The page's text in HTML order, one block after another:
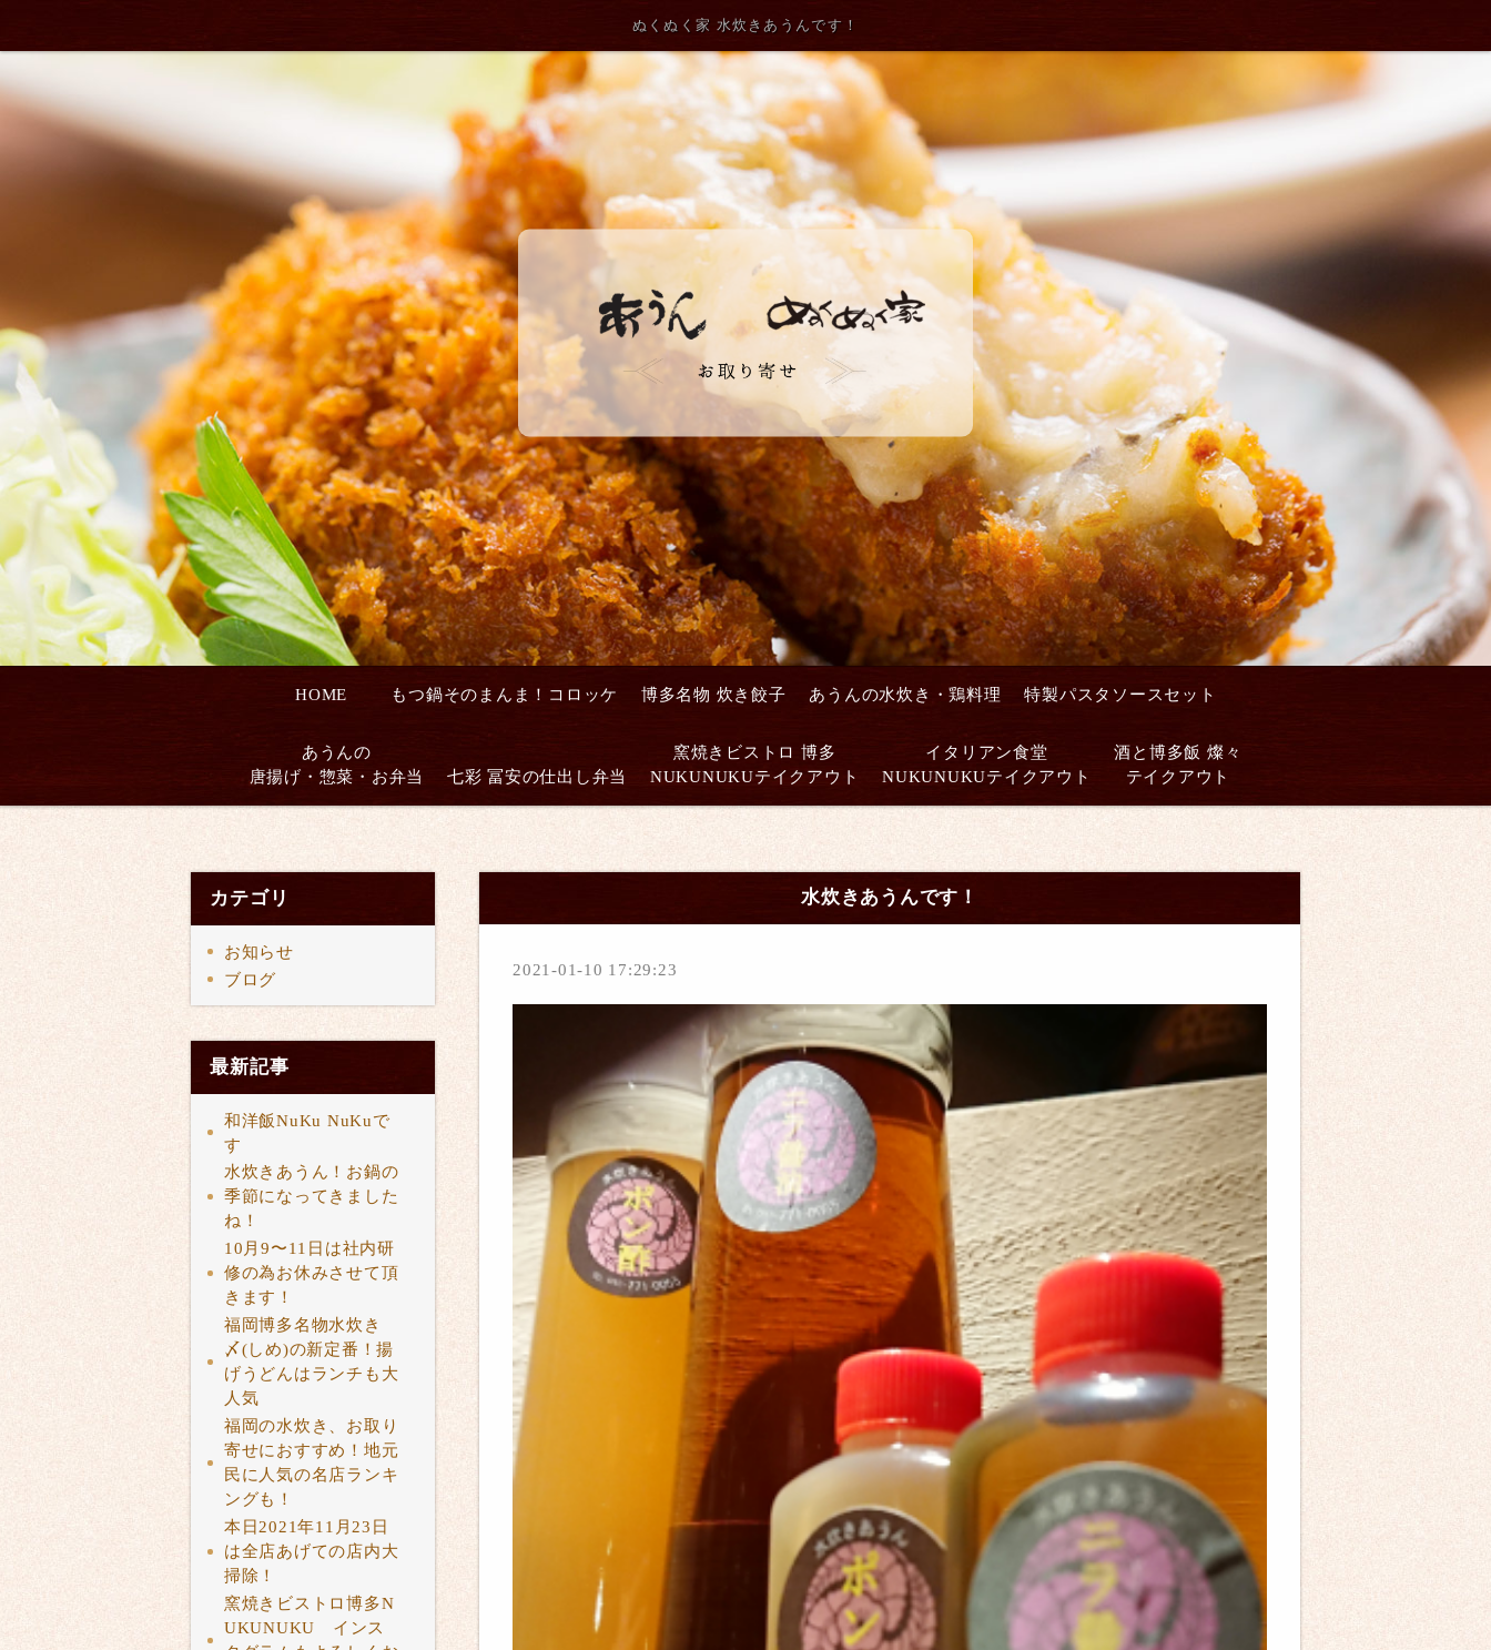
ぬくぬく家 水炊きあうんです！
HOME もつ鍋そのまんま！コロッケ 博多名物 炊き餃子 あうんの水炊き・鶏料理 特製パスタソースセット
あうんの
唐揚げ・惣菜・お弁当
七彩 冨安の仕出し弁当
窯焼きビストロ 博多
NUKUNUKUテイクアウト
イタリアン食堂
NUKUNUKUテイクアウト
酒と博多飯 燦々
テイクアウト
カテゴリ
お知らせ
ブログ
最新記事
和洋飯NuKu NuKuで
す
水炊きあうん！お鍋の
季節になってきました
ね！
10月9〜11日は社内研
修の為お休みさせて頂
きます！
福岡博多名物水炊き
〆(しめ)の新定番！揚
げうどんはランチも大
人気
福岡の水炊き、お取り
寄せにおすすめ！地元
民に人気の名店ランキ
ングも！
本日2021年11月23日
は全店あげての店内大
掃除！
窯焼きビストロ博多N
UKUNUKU インス
水炊きあうんです！
2021-01-10 17:29:23